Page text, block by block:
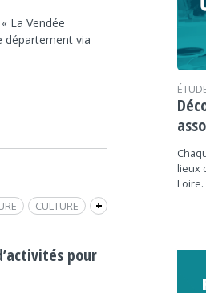
La Vendée
département via
+
CULTURE
LIVRE JEUNESSE
pour
lieux